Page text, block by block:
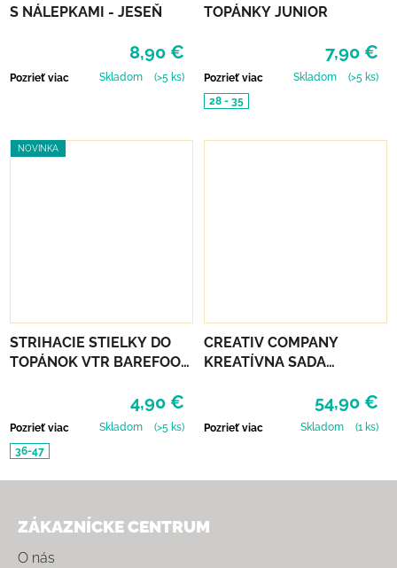
S NÁLEPKAMI - JESEŇ
8,90 €
Pozrieť viac Skladom (>5 ks)
TOPÁNKY JUNIOR
7,90 €
Pozrieť viac Skladom
(>5 ks)
28 - 35
NOVINKA
STRIHACIE STIELKY DO
TOPÁNOK VTR BAREFOOT
4,90 €
Pozrieť viac Skladom
(>5 ks)
36-47
CREATIV COMPANY
KREATÍVNA SADA
RESIN CASTING CANDLE
HOLDERS
54,90 €
Pozrieť viac Skladom (1 ks)
ZÁKAZNÍCKE CENTRUM
O nás